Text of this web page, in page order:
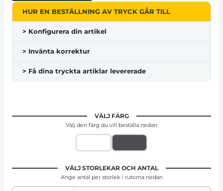
HUR EN BESTÄLLNING AV TRYCK GÅR TILL
> Konfigurera din artikel
> Invänta korrektur
> Få dina tryckta artiklar levererade
VÄLJ FÄRG
Välj den färg du vill beställa nedan
VÄLJ STORLEKAR OCH ANTAL
Ange antal per storlek i rutorna nedan